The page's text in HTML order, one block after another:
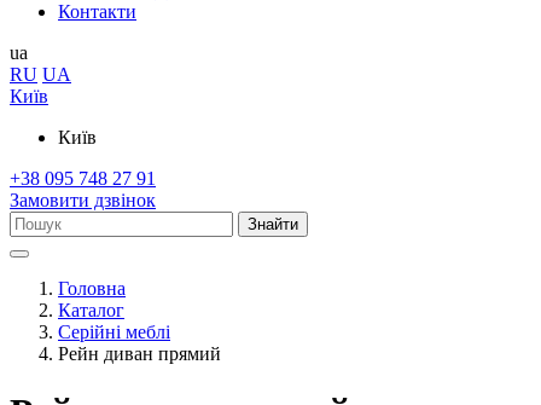
Контакти
ua
RU UA
Київ
Київ
+38 095 748 27 91
Замовити дзвінок
Знайти
Головна
Каталог
Серійні меблі
Рейн диван прямий